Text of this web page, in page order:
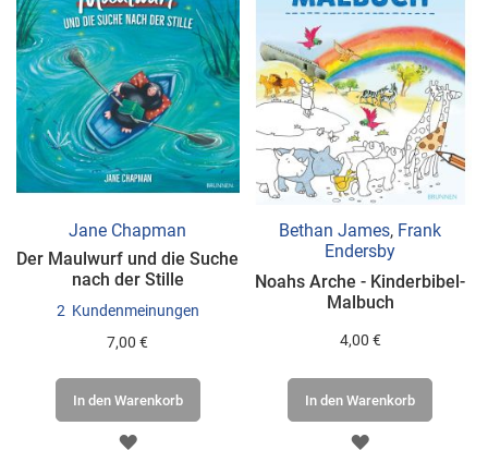
Jane Chapman
Der Maulwurf und die Suche
nach der Stille
2 Kundenmeinungen
7,00 €
In den Warenkorb
ZUR
Bethan James, Frank
Endersby
Noahs Arche - Kinderbibel-
Malbuch
4,00 €
In den Warenkorb
ZUR